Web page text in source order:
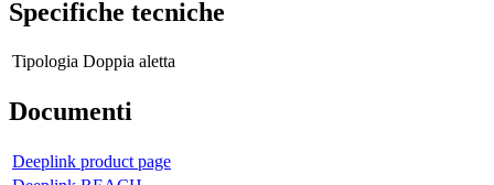
Specifiche tecniche
Tipologia Doppia aletta
Documenti
Deeplink product page